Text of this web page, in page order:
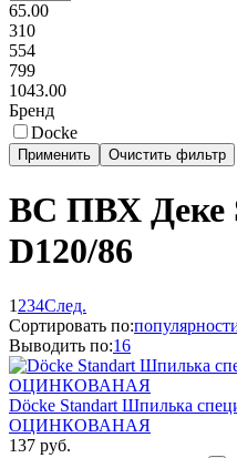
65.00
310
554
799
1043.00
Бренд
Docke
ВС ПВХ Деке
D120/86
1 234След.
Сортировать по:
Выводить по:16
Döcke Standart Шпилька
ОЦИНКОВАНАЯ
137 руб.